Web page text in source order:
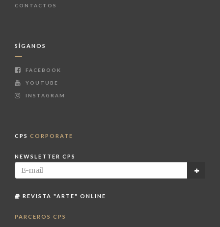
CONTACTOS
SÍGANOS
FACEBOOK
YOUTUBE
INSTAGRAM
CPS CORPORATE
NEWSLETTER CPS
REVISTA "ARTE" ONLINE
PARCEROS CPS